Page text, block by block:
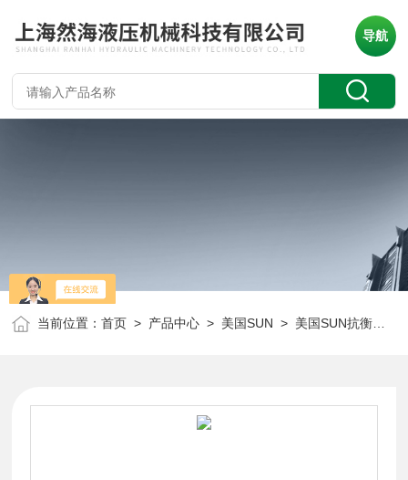
导航
当前位置：首页 > 产品中心 > 美国SUN > 美国SUN抗衡阀